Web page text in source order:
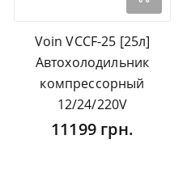
Voin VCCF-25 [25л]
Автохолодильник
компрессорный
12/24/220V
11199 грн.